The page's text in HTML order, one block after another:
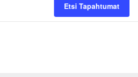
Etsi Tapahtumat